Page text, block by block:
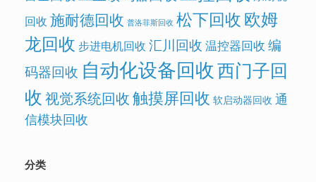
回收 施耐德回收 普洛菲斯回收 松下回收欧姆
龙回收 步进电机回收 汇川回收 温控器回收 编
码器回收 自动化设备回收西门子回
收视觉系统回收触摸屏回收 软启动器回收 通
信模块回收
分类